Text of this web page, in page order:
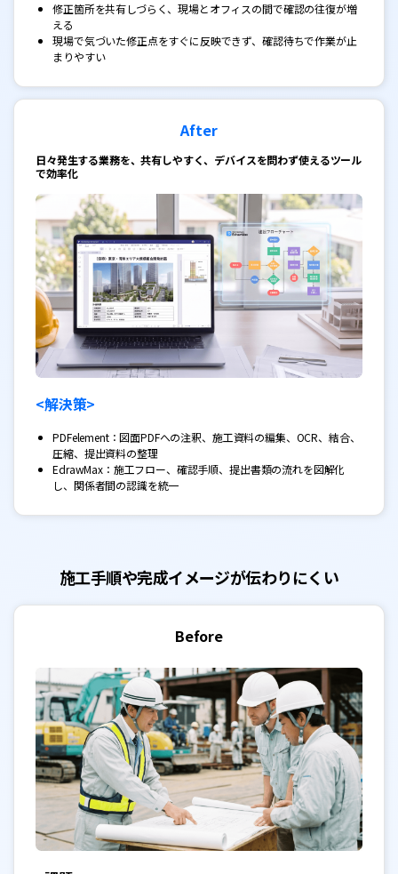
修正箇所を共有しづらく、現場とオフィスの間で確認の往復が増
える
現場で気づいた修正点をすぐに反映できず、確認待ちで作業が止
まりやすい
After
日々発生する業務を、共有しやすく、デバイスを問わず使えるツール
で効率化
<解決策>
PDFelement：図面PDFへの注釈、施工資料の編集、OCR、結合、
圧縮、提出資料の整理
EdrawMax：施工フロー、確認手順、提出書類の流れを図解化
し、関係者間の認識を統一
施工手順や完成イメージが伝わりにくい
Before